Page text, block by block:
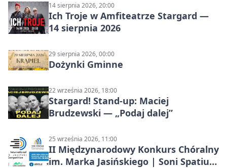
14 sierpnia 2026, 20:00
Ich Troje w Amfiteatrze Stargard —
14 sierpnia 2026
29 sierpnia 2026, 00:00
Dożynki Gminne
22 września 2026, 18:00
Stargard! Stand-up: Maciej
Brudzewski — „Podaj dalej”
25 września 2026, 11:00
II Międzynarodowy Konkurs Chóralny
im. Marka Jasińskiego | Soni Spatium